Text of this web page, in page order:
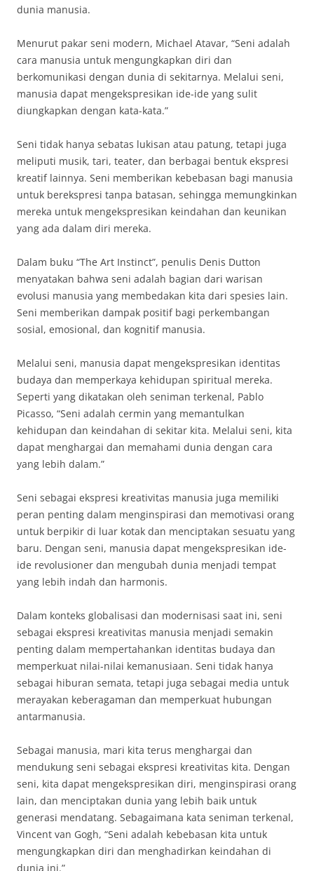
dunia manusia.
Menurut pakar seni modern, Michael Atavar, “Seni adalah
cara manusia untuk mengungkapkan diri dan
berkomunikasi dengan dunia di sekitarnya. Melalui seni,
manusia dapat mengekspresikan ide-ide yang sulit
diungkapkan dengan kata-kata.”
Seni tidak hanya sebatas lukisan atau patung, tetapi juga
meliputi musik, tari, teater, dan berbagai bentuk ekspresi
kreatif lainnya. Seni memberikan kebebasan bagi manusia
untuk berekspresi tanpa batasan, sehingga memungkinkan
mereka untuk mengekspresikan keindahan dan keunikan
yang ada dalam diri mereka.
Dalam buku “The Art Instinct”, penulis Denis Dutton
menyatakan bahwa seni adalah bagian dari warisan
evolusi manusia yang membedakan kita dari spesies lain.
Seni memberikan dampak positif bagi perkembangan
sosial, emosional, dan kognitif manusia.
Melalui seni, manusia dapat mengekspresikan identitas
budaya dan memperkaya kehidupan spiritual mereka.
Seperti yang dikatakan oleh seniman terkenal, Pablo
Picasso, “Seni adalah cermin yang memantulkan
kehidupan dan keindahan di sekitar kita. Melalui seni, kita
dapat menghargai dan memahami dunia dengan cara
yang lebih dalam.”
Seni sebagai ekspresi kreativitas manusia juga memiliki
peran penting dalam menginspirasi dan memotivasi orang
untuk berpikir di luar kotak dan menciptakan sesuatu yang
baru. Dengan seni, manusia dapat mengekspresikan ide-
ide revolusioner dan mengubah dunia menjadi tempat
yang lebih indah dan harmonis.
Dalam konteks globalisasi dan modernisasi saat ini, seni
sebagai ekspresi kreativitas manusia menjadi semakin
penting dalam mempertahankan identitas budaya dan
memperkuat nilai-nilai kemanusiaan. Seni tidak hanya
sebagai hiburan semata, tetapi juga sebagai media untuk
merayakan keberagaman dan memperkuat hubungan
antarmanusia.
Sebagai manusia, mari kita terus menghargai dan
mendukung seni sebagai ekspresi kreativitas kita. Dengan
seni, kita dapat mengekspresikan diri, menginspirasi orang
lain, dan menciptakan dunia yang lebih baik untuk
generasi mendatang. Sebagaimana kata seniman terkenal,
Vincent van Gogh, “Seni adalah kebebasan kita untuk
mengungkapkan diri dan menghadirkan keindahan di
dunia ini.”